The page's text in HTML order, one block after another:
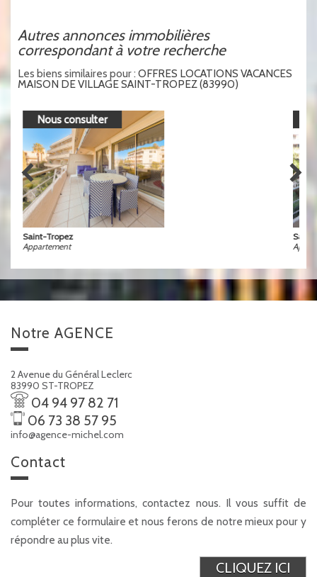
autres annonces immobilières
correspondant à votre recherche
Les biens similaires pour : OFFRES LOCATIONS VACANCES
MAISON DE VILLAGE SAINT-TROPEZ (83990)
Nous consulter
notre AGENCE
2 Avenue du Général Leclerc
83990 ST-TROPEZ
04 94 97 82 71
06 73 38 57 95
info@agence-michel.com
contact
Pour toutes informations, contactez nous. Il vous suffit de
compléter ce formulaire et nous ferons de notre mieux pour y
répondre au plus vite.
CLIQUEZ ICI